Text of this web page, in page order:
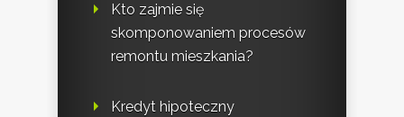
Kto zajmie się
skomponowaniem procesów
remontu mieszkania?
Kredyt hipoteczny